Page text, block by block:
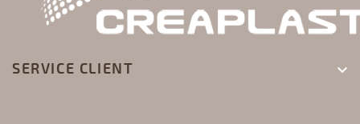
SERVICE CLIENT 